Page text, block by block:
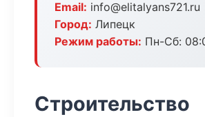
Email: info@elitalyans721.ru
Город: Липецк
Режим работы: Пн-Сб:
Строительство